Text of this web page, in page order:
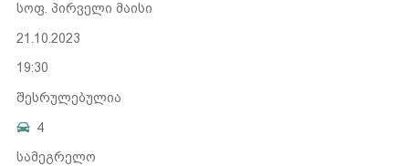
სოფ. პირველი მაისი
21.10.2023
19:30
შესრულებულია
4
სამეგრელო